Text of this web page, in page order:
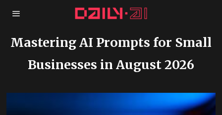
Mastering AI Prompts for Small
Businesses in August 2026